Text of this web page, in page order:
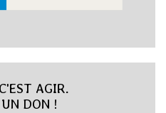
AGIR.
DON !